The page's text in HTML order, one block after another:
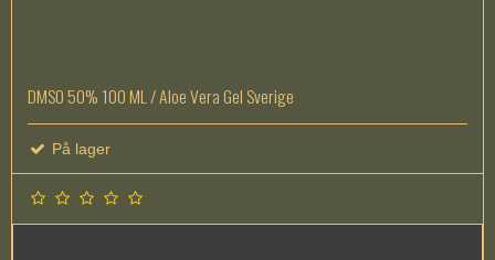
DMSO 50% 100 ML / Aloe Vera Gel Sverige
På lager